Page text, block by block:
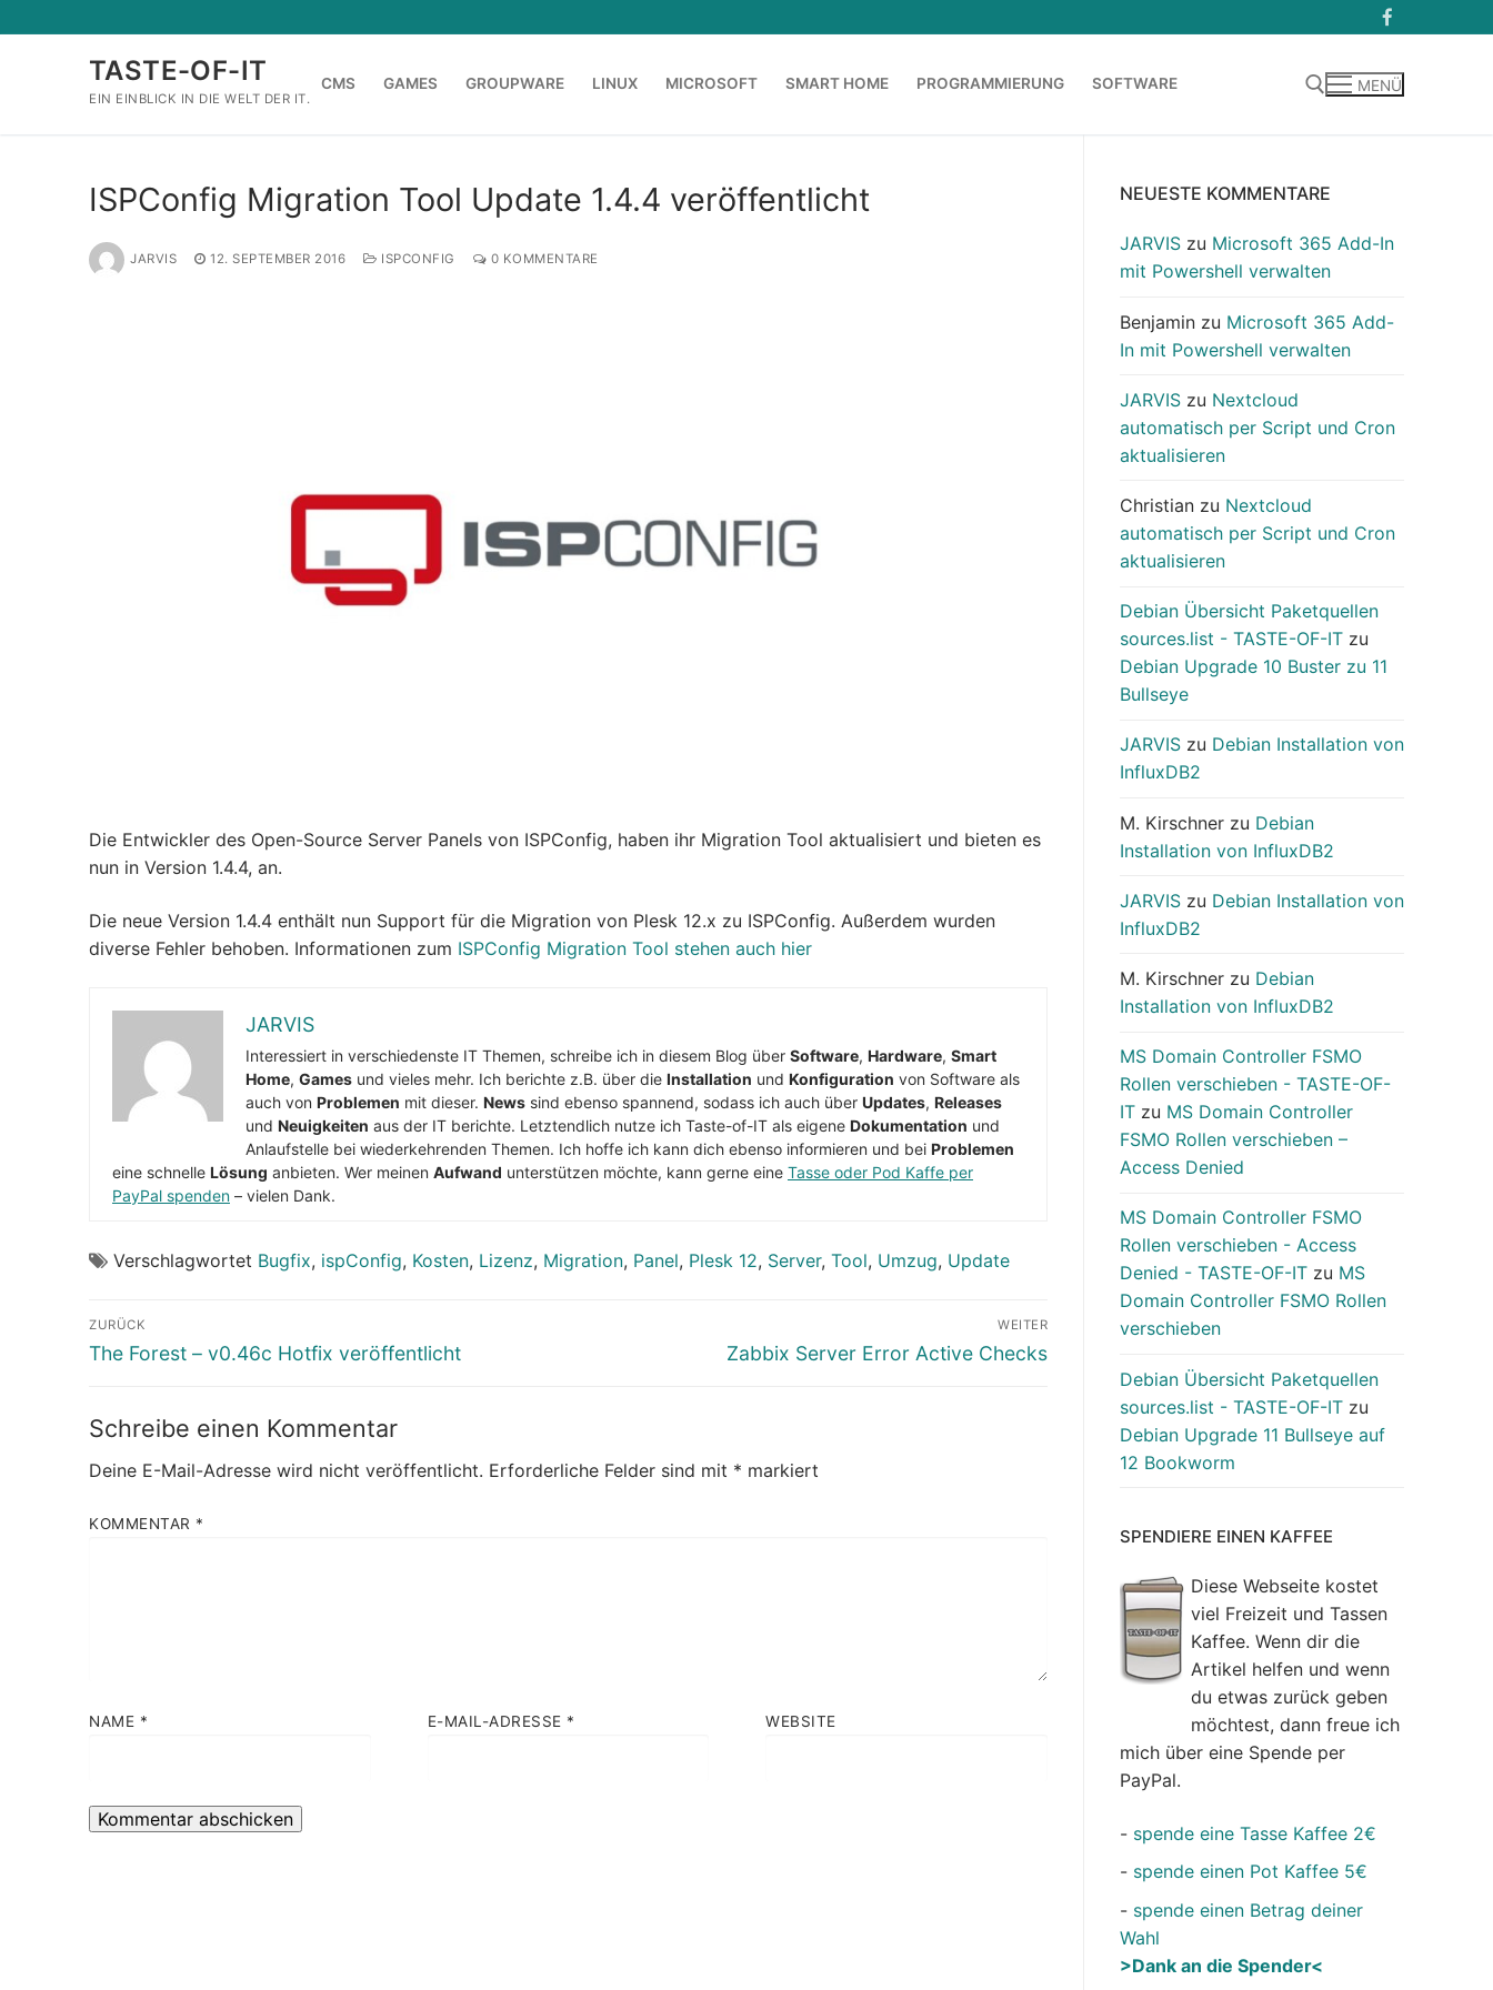
Inhalt
TASTE-OF-IT
EIN EINBLICK IN DIE WELT DER IT.
CMS GAMES GROUPWARE LINUX MICROSOFT SMART HOME PROGRAMMIERUNG SOFTWARE MENÜ
ISPConfig Migration Tool Update 1.4.4 veröffentlicht
JARVIS 12. SEPTEMBER 2016 ISPCONFIG 0 KOMMENTARE
Die Entwickler des Open-Source Server Panels von ISPConfig, haben ihr Migration Tool aktualisiert und bieten es
nun in Version 1.4.4, an.
Die neue Version 1.4.4 enthält nun Support für die Migration von Plesk 12.x zu ISPConfig. Außerdem wurden
diverse Fehler behoben. Informationen zum ISPConfig Migration Tool stehen auch hier
JARVIS
Interessiert in verschiedenste IT Themen, schreibe ich in diesem Blog über Software, Hardware, Smart
Home, Games und vieles mehr. Ich berichte z.B. über die Installation und Konfiguration von Software als
auch von Problemen mit dieser. News sind ebenso spannend, sodass ich auch über Updates, Releases
und Neuigkeiten aus der IT berichte. Letztendlich nutze ich Taste-of-IT als eigene Dokumentation und
Anlaufstelle bei wiederkehrenden Themen. Ich hoffe ich kann dich ebenso informieren und bei Problemen
eine schnelle Lösung anbieten. Wer meinen Aufwand unterstützen möchte, kann gerne eine Tasse oder Pod Kaffe per
PayPal spenden – vielen Dank.
Verschlagwortet Bugfix, ispConfig, Kosten, Lizenz, Migration, Panel, Plesk 12, Server, Tool, Umzug, Update
Beitragsnavigation
ZURÜCK
Vorheriger
The Forest – v0.46c Hotfix veröffentlicht
WEITER
Nächster
Zabbix Server Error Active Checks
Schreibe einen Kommentar
Deine E-Mail-Adresse wird nicht veröffentlicht. Erforderliche Felder sind mit * markiert
KOMMENTAR *
NAME * E-MAIL-ADRESSE * WEBSITE
NEUESTE KOMMENTARE
JARVIS zu Microsoft 365 Add-In
mit Powershell verwalten
Benjamin zu Microsoft 365 Add-
In mit Powershell verwalten
JARVIS zu Nextcloud
automatisch per Script und Cron
aktualisieren
Christian zu Nextcloud
automatisch per Script und Cron
aktualisieren
Debian Übersicht Paketquellen
sources.list - TASTE-OF-IT zu
Debian Upgrade 10 Buster zu 11
Bullseye
JARVIS zu Debian Installation von
InfluxDB2
M. Kirschner zu Debian
Installation von InfluxDB2
JARVIS zu Debian Installation von
InfluxDB2
M. Kirschner zu Debian
Installation von InfluxDB2
MS Domain Controller FSMO
Rollen verschieben - TASTE-OF-
IT zu MS Domain Controller
FSMO Rollen verschieben –
Access Denied
MS Domain Controller FSMO
Rollen verschieben - Access
Denied - TASTE-OF-IT zu MS
Domain Controller FSMO Rollen
verschieben
Debian Übersicht Paketquellen
sources.list - TASTE-OF-IT zu
Debian Upgrade 11 Bullseye auf
12 Bookworm
SPENDIERE EINEN KAFFEE
Diese Webseite kostet
viel Freizeit und Tassen
Kaffee. Wenn dir die
Artikel helfen und wenn
du etwas zurück geben
möchtest, dann freue ich
mich über eine Spende per
PayPal.
- spende eine Tasse Kaffee 2€
- spende einen Pot Kaffee 5€
- spende einen Betrag deiner
Wahl
>Dank an die Spender<